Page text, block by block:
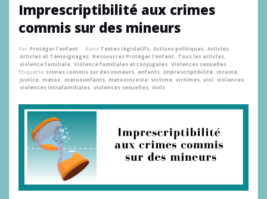
Imprescriptibilité aux crimes
commis sur des mineurs
Par Protéger l'enfant dans Textes législatifs, Actions politiques, Articles,
Articles et Témoignages, Ressources Protéger l'enfant, Tous les articles,
violence familiale, Violence familiales et conjugales, Violences sexuelles
Étiquette crimes commis sur des mineurs, enfants, Imprescriptibilité, inceste,
Justice, metoo, metooenfants, metooinceste, victime, victimes, viol , violences,
violences intrafamiliales, violences sexuelles, viols